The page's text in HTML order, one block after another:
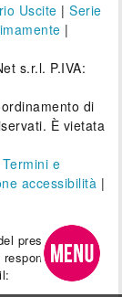
Uscite |Serie
|
s.r.l. P.IVA:
di
È vietata
Termini e
accessibilità |
presente sito